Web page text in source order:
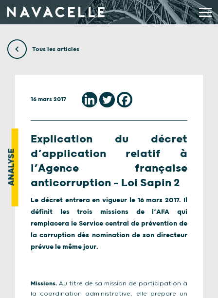
Tous les articles
ANALYSE
16 mars 2017
Explication du décret
d’application relatif à
l’Agence française
anticorruption – Loi Sapin 2
Le décret entrera en vigueur le 16 mars 2017. Il
définit les trois missions de l’AFA qui
remplacera le Service central de prévention de
la corruption dès nomination de son directeur
prévue le même jour.
Missions. Au titre de sa mission de participation à
la coordination administrative, elle prépare un